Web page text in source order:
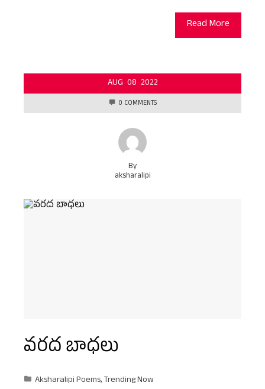
Read More
AUG 08 2022
0 COMMENTS
By
aksharalipi
వరద బాధలు
Aksharalipi Poems,Trending Now